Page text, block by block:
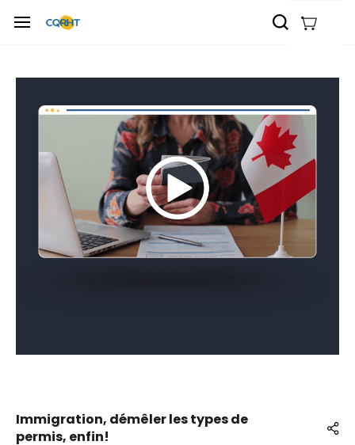
au
Immigration, démêler les types de
permis, enfin!